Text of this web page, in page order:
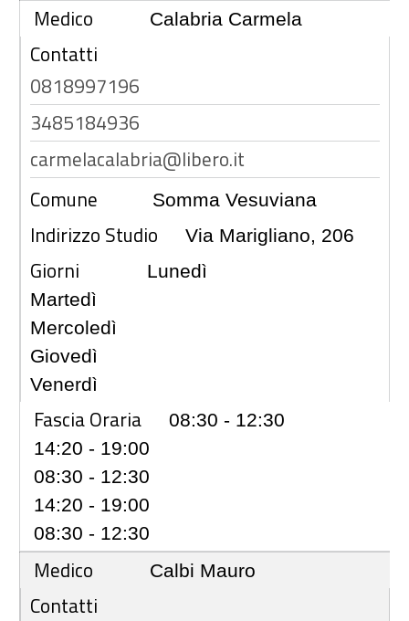
Medico Calabria Carmela
Contatti
0818997196
3485184936
carmelacalabria@libero.it
Comune
Somma Vesuviana
Indirizzo Studio Via Marigliano, 206
Giorni
Lunedì
Martedì
Mercoledì
Giovedì
Venerdì
Fascia Oraria
08:30 - 12:30
14:20 - 19:00
08:30 - 12:30
14:20 - 19:00
08:30 - 12:30
Medico Calbi Mauro
Contatti